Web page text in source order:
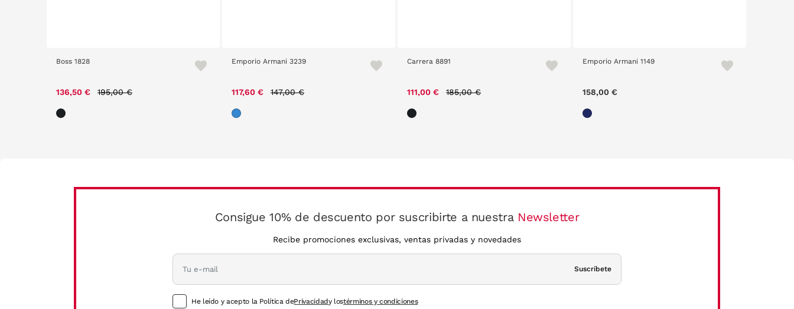
Boss 1828
136,50 € 195,00 €
Emporio Armani 3239
117,60 € 147,00 €
Carrera 8891
111,00 € 185,00 €
Emporio Armani 1149
158,00 €
Consigue 10% de descuento por suscribirte a nuestra Newsletter
Recibe promociones exclusivas, ventas privadas y novedades
Suscríbete
He leído y acepto la Política dePrivacidady lostérminos y condiciones